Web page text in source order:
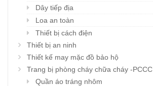
Dây tiếp địa
Loa an toàn
Thiết bị cách điện
Thiết bị an ninh
Thiết kế may mặc đồ bảo hộ
Trang bị phòng cháy chữa cháy -PCCC
Quần áo tráng nhôm